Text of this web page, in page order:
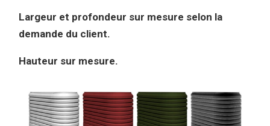
Largeur et profondeur sur mesure selon la
demande du client.
Hauteur sur mesure.